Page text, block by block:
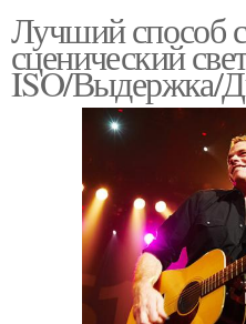
Лучший способ
сценический
ISO/Выдержка/